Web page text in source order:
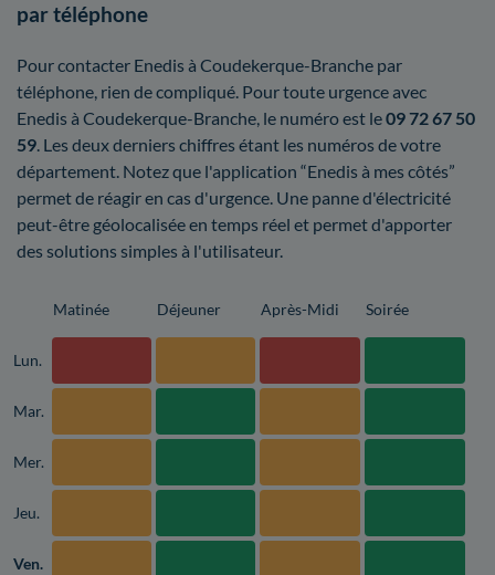
par téléphone
Pour contacter Enedis à Coudekerque-Branche par
téléphone, rien de compliqué. Pour toute urgence avec
Enedis à Coudekerque-Branche, le numéro est le09 72 67 50
59 . Les deux derniers chiffres étant les numéros de votre
département. Notez que l'application “Enedis à mes côtés”
permet de réagir en cas d'urgence. Une panne d'électricité
peut-être géolocalisée en temps réel et permet d'apporter
des solutions simples à l'utilisateur.
Matinée Déjeuner Après-Midi Soirée
Lun.
Mar.
Mer.
Jeu.
Ven.